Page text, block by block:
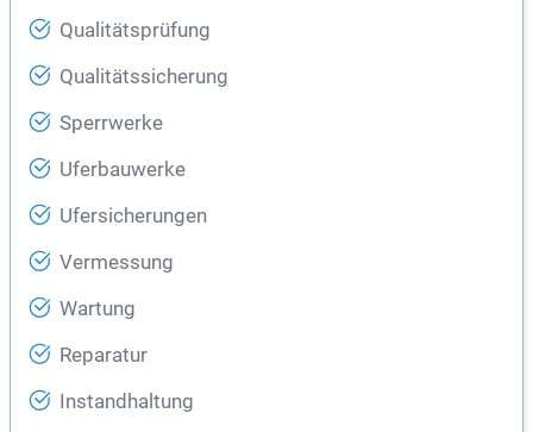
Qualitätsprüfung
Qualitätssicherung
Sperrwerke
Uferbauwerke
Ufersicherungen
Vermessung
Wartung
Reparatur
Instandhaltung